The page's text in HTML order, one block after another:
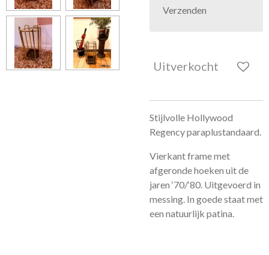
Verzenden
Uitverkocht
Stijlvolle Hollywood
Regency paraplustandaard.
Vierkant frame met
afgeronde hoeken uit de
jaren ‘70/‘80. Uitgevoerd in
messing. In goede staat met
een natuurlijk patina.